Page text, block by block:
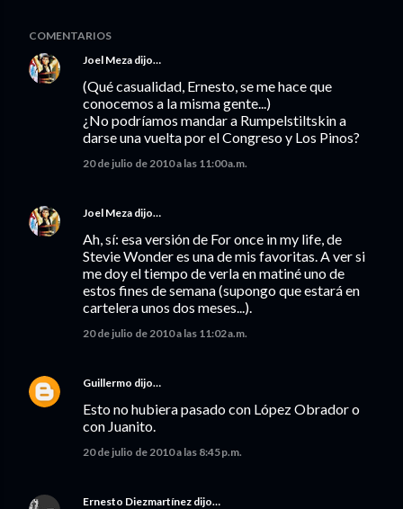
COMENTARIOS
Joel Meza dijo…
(Qué casualidad, Ernesto, se me hace que
conocemos a la misma gente...)
¿No podríamos mandar a Rumpelstiltskin a
darse una vuelta por el Congreso y Los Pinos?
20 de julio de 2010 a las 11:00 a.m.
Joel Meza dijo…
Ah, sí: esa versión de For once in my life, de
Stevie Wonder es una de mis favoritas. A ver si
me doy el tiempo de verla en matiné uno de
estos fines de semana (supongo que estará en
cartelera unos dos meses...).
20 de julio de 2010 a las 11:02 a.m.
Guillermo dijo…
Esto no hubiera pasado con López Obrador o
con Juanito.
20 de julio de 2010 a las 8:45 p.m.
Ernesto Diezmartínez dijo…